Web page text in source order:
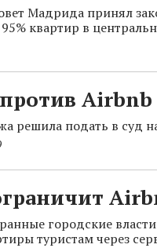
Мадрида принял
квартир в
Airbnb
решила подать в суд
городские
туристам через